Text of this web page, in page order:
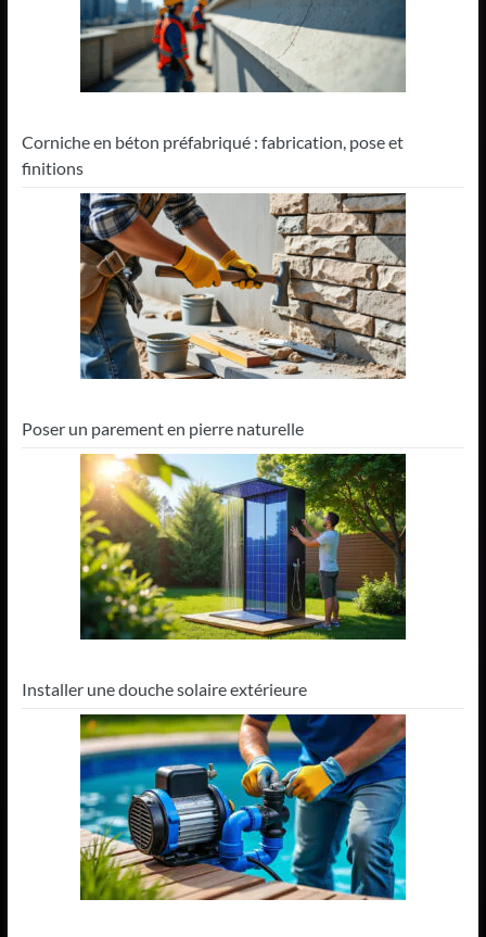
Corniche en béton préfabriqué : fabrication, pose et
finitions
Poser un parement en pierre naturelle
Installer une douche solaire extérieure